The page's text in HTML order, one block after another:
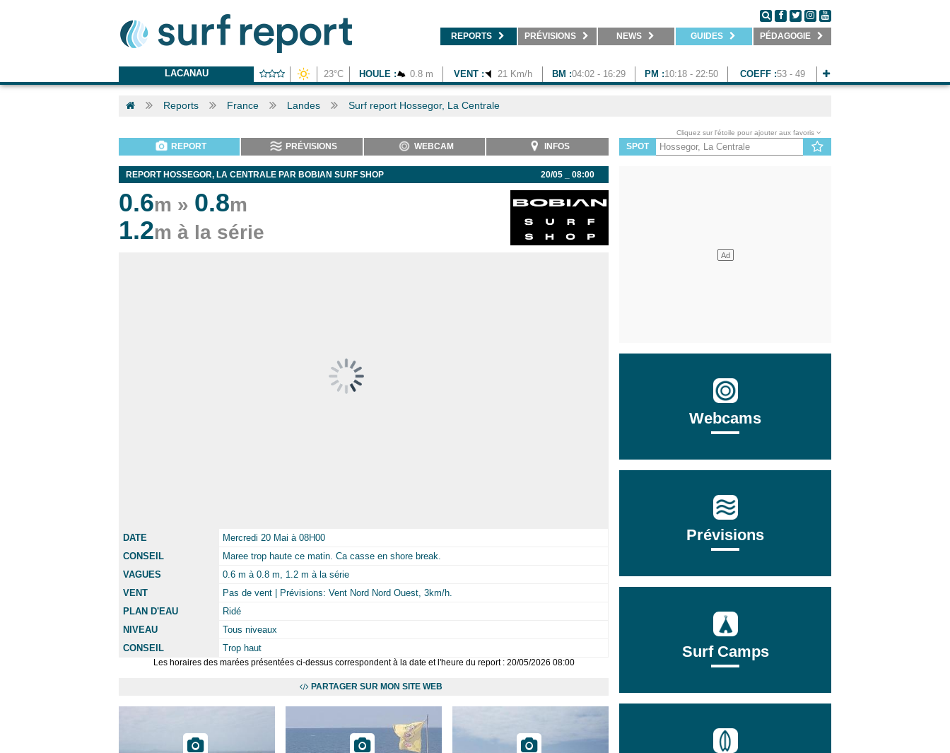
REPORTS PRÉVISIONS NEWS GUIDES PÉDAGOGIE
LACANAU 23°C HOULE : 0.8 m VENT : 21 Km/h BM :04:02 - 16:29 PM :10:18 - 22:50 COEFF :53 - 49
Reports France Landes Surf report Hossegor, La Centrale
REPORT PRÉVISIONS WEBCAM INFOS
20/05 _ 08:00
REPORT HOSSEGOR, LA CENTRALE PAR BOBIAN SURF SHOP
0.6m » 0.8m
1.2m à la série
DATE
Mercredi 20 Mai à 08H00
CONSEIL
Maree trop haute ce matin. Ca casse en shore break.
VAGUES
0.6 m à 0.8 m, 1.2 m à la série
VENT
Pas de vent | Prévisions: Vent Nord Nord Ouest, 3km/h.
PLAN D'EAU
Ridé
NIVEAU
Tous niveaux
CONSEIL
Trop haut
Les horaires des marées présentées ci-dessus correspondent à la date et l'heure du report : 20/05/2026 08:00
PARTAGER SUR MON SITE WEB
Cliquez sur l'étoile pour ajouter aux favoris
SPOT
Webcams
Prévisions
Surf Camps